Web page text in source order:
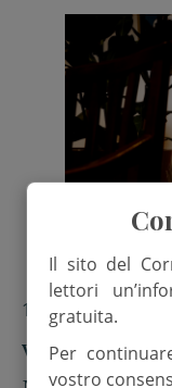
18 Luglio 2026
Venticinque
Il sito del
lettori
gratuita.
Per
vostro